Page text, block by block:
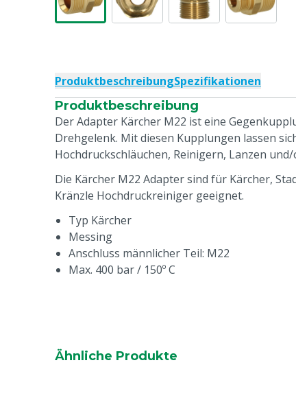
ProduktbeschreibungSpezifikationen
Produktbeschreibung
Der Adapter Kärcher M22 ist eine
Drehgelenk. Mit diesen Kupplungen lassen
Hochdruckschläuchen, Reinigern, Lanzen
Die Kärcher M22 Adapter sind für Kärcher,
Kränzle Hochdruckreiniger geeignet.
Typ Kärcher
Messing
Anschluss männlicher Teil: M22
Max. 400 bar / 150º C
Ähnliche Produkte